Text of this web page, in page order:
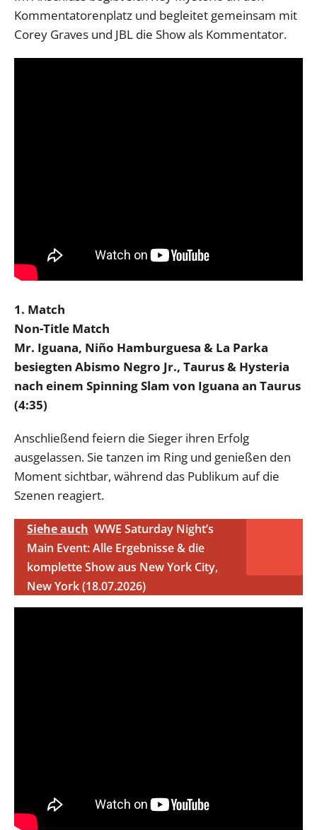
Kommentatorenplatz und begleitet gemeinsam mit
Corey Graves und JBL die Show als Kommentator.
1. Match
Non-Title Match
Mr. Iguana, Niño Hamburguesa & La Parka
besiegten Abismo Negro Jr., Taurus & Hysteria
nach einem Spinning Slam von Iguana an Taurus
(4:35)
Anschließend feiern die Sieger ihren Erfolg
ausgelassen. Sie tanzen im Ring und genießen den
Moment sichtbar, während das Publikum auf die
Szenen reagiert.
Siehe auch WWE Saturday Night’s
Main Event: Alle Ergebnisse & die
komplette Show aus New York City,
New York (18.07.2026)